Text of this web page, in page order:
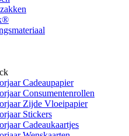
Cadeaupapier
Consumentenrollen
Zijde Vloeipapier
Stickers
Cadeaukaartjes